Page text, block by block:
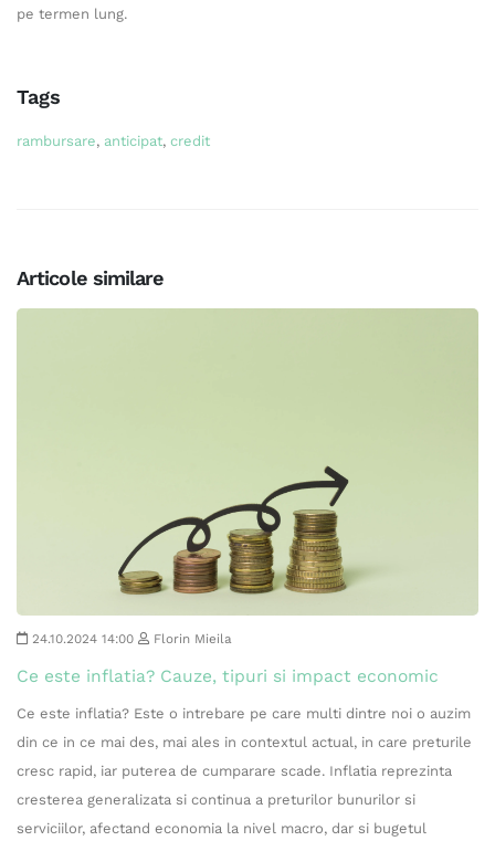
pe termen lung.
Tags
rambursare, anticipat, credit
Articole similare
24.10.2024 14:00 Florin Mieila
Ce este inflatia? Cauze, tipuri si impact economic
Ce este inflatia? Este o intrebare pe care multi dintre noi o auzim
din ce in ce mai des, mai ales in contextul actual, in care preturile
cresc rapid, iar puterea de cumparare scade. Inflatia reprezinta
cresterea generalizata si continua a preturilor bunurilor si
serviciilor, afectand economia la nivel macro, dar si bugetul